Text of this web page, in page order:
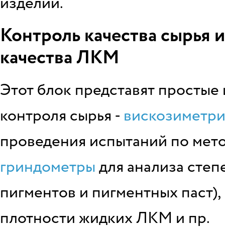
Контроль качества сырья
качества ЛКМ
Этот блок представят
контроля сырья -
проведения испытаний по
гриндометрыдля анализа
пигментов и пигментных
плотности жидких ЛКМ и пр.